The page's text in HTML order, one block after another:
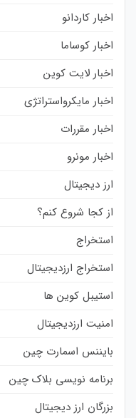
اخبار کاردانو
اخبار کوساما
اخبار لایت کوین
اخبار مایکرواستراتژی
اخبار مقررات
اخبار مونرو
ارز دیجیتال
از کجا شروع کنم؟
استخراج
استخراج ارزدیجیتال
استیبل کوین ها
امنیت ارزدیجیتال
بایننس اسمارت چین
برنامه نویسی بلاک چین
بزرگان ارز دیجیتال